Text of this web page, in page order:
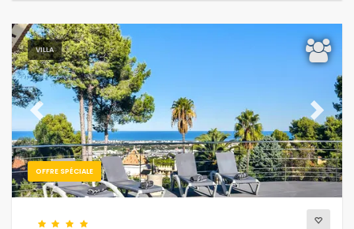
VILLA
OFFRE SPÉCIALE
Previous Next